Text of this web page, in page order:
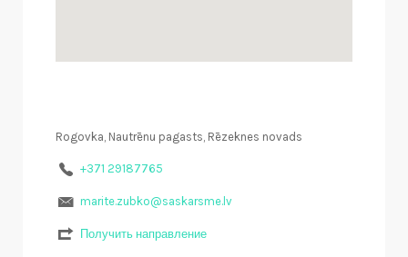
Rogovka, Nautrēnu pagasts, Rēzeknes novads
+371 29187765
marite.zubko@saskarsme.lv
Получить направление